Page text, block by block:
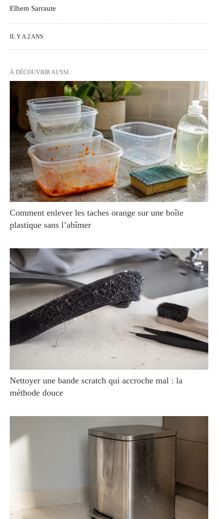
Elhem Sarraute
IL Y A 2 ANS
À DÉCOUVRIR AUSSI :
Comment enlever les taches orange sur une boîte
plastique sans l’abîmer
Nettoyer une bande scratch qui accroche mal : la
méthode douce